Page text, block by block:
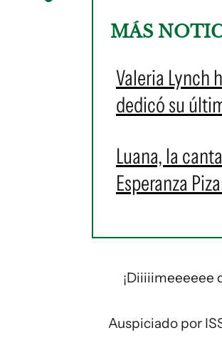
MÁS
Valeria Lynch
dedicó su
Luana, la
Esperanza
¡Diiiiimeeeeee
Auspiciado por